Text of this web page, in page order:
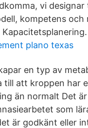
vi designar
kompetens och
Kapacitetsplanering.
plano texas
en typ av
till att kroppen har
än normalt Det
som
är godkänt eller